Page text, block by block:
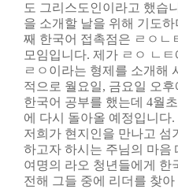
도 그리스도인이라고 했습
을 소개할 날을 위해 기도
째 한국어 접촉점은 ㄹㅇㄴ
모임입니다. 제가 ㄹㅇ ㄴ
ㄹㅇ이라는 형제를 소개해
적으로 월요일, 금요일 오
한국어 공부를 했는데 4월
에 다시 돌아올 예정입니다.
저희가 현지인을 만나고 섬
하고자 하시는 주님의 마음
여명의 라오 청년들에게 한
전해 그들 중에 리더를 찾